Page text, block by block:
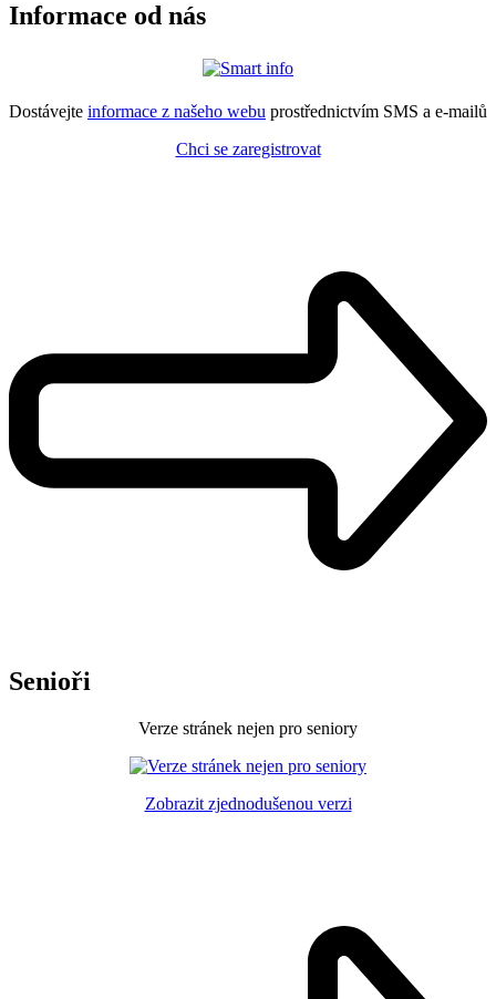
Informace od nás
Dostávejte informace z našeho webu prostřednictvím SMS a e-mailů
Chci se zaregistrovat
Senioři
Verze stránek nejen pro seniory
Zobrazit zjednodušenou verzi